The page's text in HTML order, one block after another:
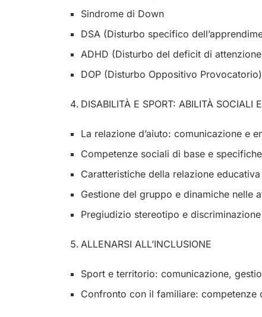
Sindrome di Down
DSA (Disturbo specifico
ADHD (Disturbo del deficit di
DOP (Disturbo Oppositivo Provocatorio)
DISABILITÀ E SPORT: ABILITÀ SOCIALI
La relazione d’aiuto: comunicazione e
Competenze sociali di base e
Caratteristiche della relazione educativa
Gestione del gruppo e dinamiche nelle
Pregiudizio stereotipo e discriminazione
ALLENARSI ALL’INCLUSIONE
Sport e territorio: comunicazione,
Confronto con il familiare: competenze